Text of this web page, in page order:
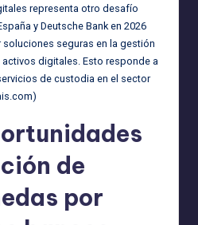
representa otro desafío
y Deutsche Bank en 2026
seguras en la gestión
digitales. Esto responde a
de custodia en el sector
)
de
por